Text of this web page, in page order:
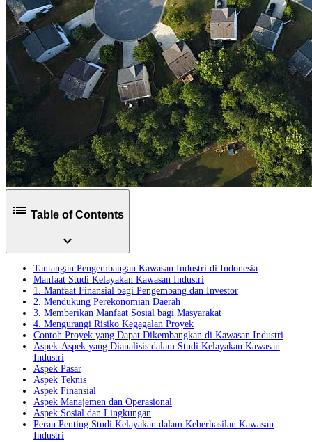
list Table of Contents
expand_more
Tantangan Pengembangan Kawasan Industri di Indonesia
Manfaat Studi Kelayakan Kawasan Industri
1. Manfaat Finansial bagi Pengembang dan Investor
2. Mendukung Perekonomian Daerah
3. Memberikan Manfaat Sosial bagi Masyarakat
4. Mengurangi Risiko Kegagalan Proyek
Contoh Proyek yang Dapat Dikembangkan di Kawasan Industri
Aspek-Aspek yang Dianalisis dalam Studi Kelayakan Kawasan
Industri
Aspek Pasar
Aspek Teknis
Aspek Finansial
Aspek Manajemen dan Operasional
Aspek Sosial dan Lingkungan
Peran Penting Studi Kelayakan dalam Keberhasilan Kawasan
Industri